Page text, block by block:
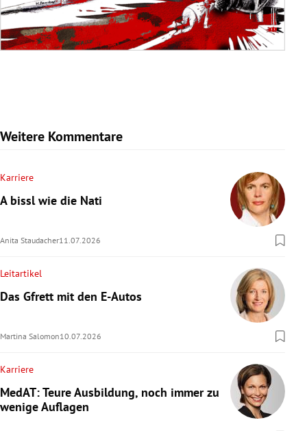
Weitere Kommentare
Karriere
A bissl wie die Nati
Anita Staudacher11.07.2026
Leitartikel
Das Gfrett mit den E-Autos
Martina Salomon10.07.2026
Karriere
MedAT: Teure Ausbildung, noch immer zu
wenige Auflagen